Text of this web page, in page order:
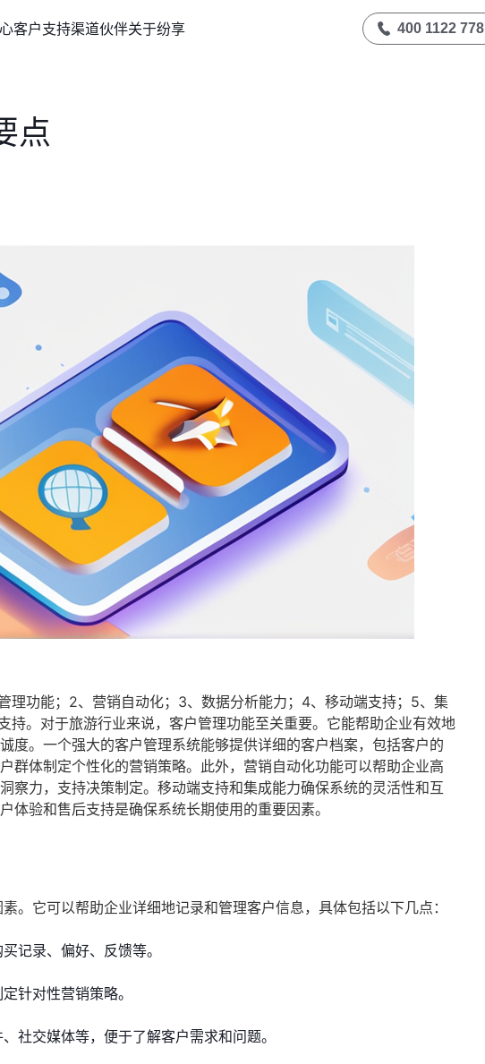
客户支持渠道伙伴关于纷享 400 1122 778
点
理功能；2、营销自动化；3、数据分析能力；4、移动端支持；5、集
。对于旅游行业来说，客户管理功能至关重要。它能帮助企业有效地
度。一个强大的客户管理系统能够提供详细的客户档案，包括客户的
群体制定个性化的营销策略。此外，营销自动化功能可以帮助企业高
察力，支持决策制定。移动端支持和集成能力确保系统的灵活性和互
验和售后支持是确保系统长期使用的重要因素。
。它可以帮助企业详细地记录和管理客户信息，具体包括以下几点：
记录、偏好、反馈等。
针对性营销策略。
社交媒体等，便于了解客户需求和问题。